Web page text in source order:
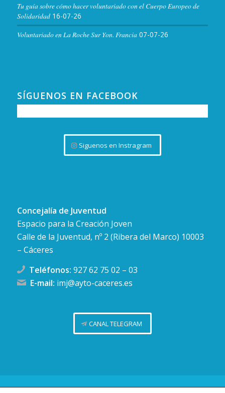
Tu guía sobre cómo hacer voluntariado con el Cuerpo Europeo de
Solidaridad 16-07-26
Voluntariado en La Roche Sur Yon. Francia 07-07-26
SÍGUENOS EN FACEBOOK
Siguenos en Instragram
Concejalía de Juventud
Espacio para la Creación Joven
Calle de la Juventud, nº 2 (Ribera del Marco) 10003
– Cáceres
Teléfonos: 927 62 75 02 – 03
E-mail: imj@ayto-caceres.es
CANAL TELEGRAM
Concejalía de Juventud (Ayuntamiento de Cáceres)